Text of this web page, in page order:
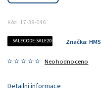
Kód: 17-39-046
SALECODE:SALE20:20:%
Neohodnoceno
Značka: HMS
Detailní informace